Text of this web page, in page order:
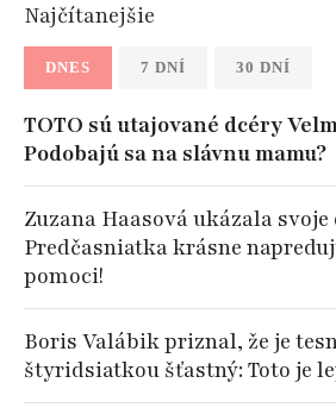
Najčítanejšie
DNES 7 DNÍ 30 DNÍ
TOTO sú utajované dcéry
Podobajú sa na slávnu mamu?
Zuzana Haasová ukázala
Predčasniatka krásne
pomoci!
Boris Valábik priznal, že je
štyridsiatkou šťastný: Toto je